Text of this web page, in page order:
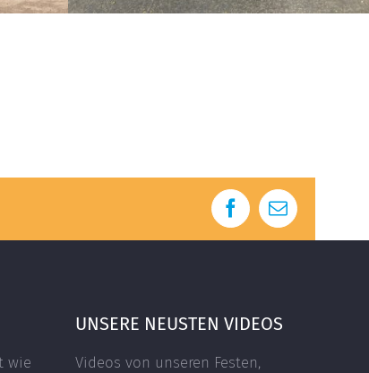
Facebook
E-
wie
UNSERE NEUSTEN VIDEOS
Videos von unseren Festen,